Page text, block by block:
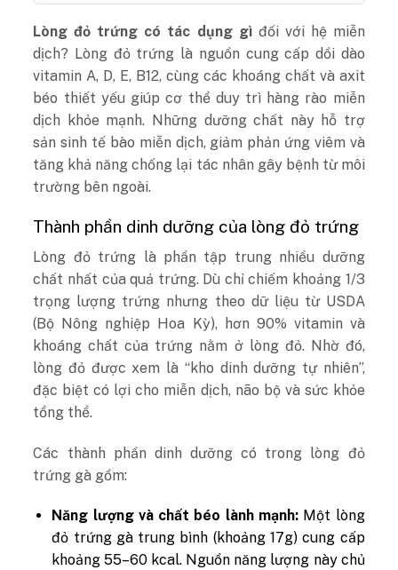
Lòng đỏ trứng có tác dụng gìđối với hệ miễn
dịch? Lòng đỏ trứng là nguồn cung cấp dồi dào
vitamin A, D, E, B12, cùng các khoáng chất và axit
béo thiết yếu giúp cơ thể duy trì hàng rào miễn
dịch khỏe mạnh. Những dưỡng chất này hỗ trợ
sản sinh tế bào miễn dịch, giảm phản ứng viêm và
tăng khả năng chống lại tác nhân gây bệnh từ môi
trường bên ngoài.
Thành phần dinh dưỡng của lòng đỏ trứng
Lòng đỏ trứng là phần tập trung nhiều dưỡng
chất nhất của quả trứng. Dù chỉ chiếm khoảng 1/3
trọng lượng trứng nhưng theo dữ liệu từ USDA
(Bộ Nông nghiệp Hoa Kỳ), hơn 90% vitamin và
khoáng chất của trứng nằm ở lòng đỏ. Nhờ đó,
lòng đỏ được xem là “kho dinh dưỡng tự nhiên”,
đặc biệt có lợi cho miễn dịch, não bộ và sức khỏe
tổng thể.
Các thành phần dinh dưỡng có trong lòng đỏ
trứng gà gồm:
Năng lượng và chất béo lành mạnh: Một lòng
đỏ trứng gà trung bình (khoảng 17g) cung cấp
khoảng 55–60 kcal. Nguồn năng lượng này chủ